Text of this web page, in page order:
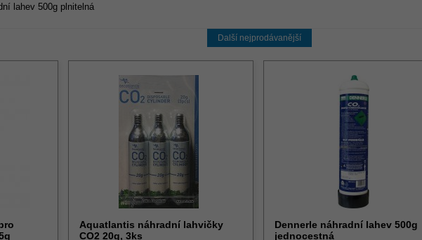
lahev 500g plnitelná
Další nejprodávanější
Aquatlantis náhradní lahvičky
CO2 20g, 3ks
Dennerle náhradní lahev 500g
jednocestná